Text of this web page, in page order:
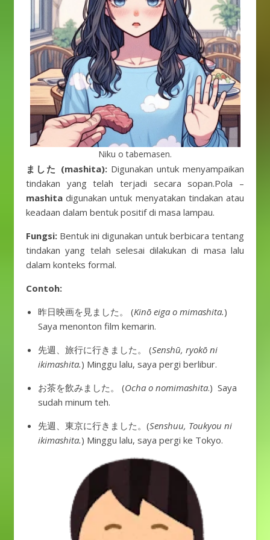
Niku o tabemasen.
ました (mashita):Digunakan untuk menyampaikan
tindakan yang telah terjadi secara sopan.Pola –
mashitadigunakan untuk menyatakan tindakan atau
keadaan dalam bentuk positif di masa lampau.
Fungsi: Bentuk ini digunakan untuk berbicara tentang
tindakan yang telah selesai dilakukan di masa lalu
dalam konteks formal.
Contoh:
昨日映画を見ました。 (Kinō eiga o mimashita.)
Saya menonton film kemarin.
先週、旅行に行きました。 (Senshū, ryokō ni
ikimashita.) Minggu lalu, saya pergi berlibur.
お茶を飲みました。 (Ocha o nomimashita.) Saya
sudah minum teh.
先週、東京に行きました。(Senshuu, Toukyou ni
ikimashita.) Minggu lalu, saya pergi ke Tokyo.